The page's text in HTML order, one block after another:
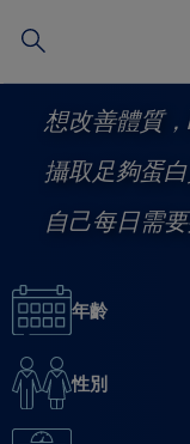
content
尋
我們的專業
所有品牌
營養知識站
我們的團隊
想改善體質
攝取足夠蛋
自己每日需
年齡
性別